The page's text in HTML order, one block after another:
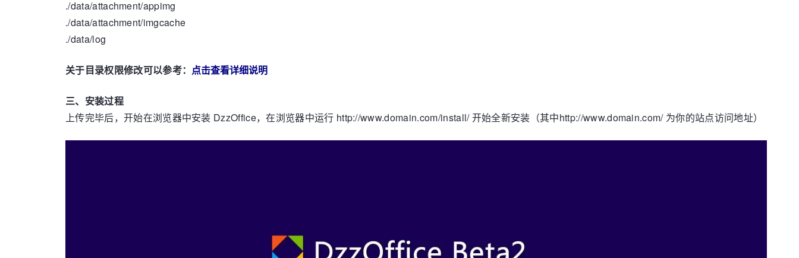
./data/attachment/appimg
./data/attachment/imgcache
./data/log
关于目录权限修改可以参考： 点击查看详细说明
三、安装过程
上传完毕后，开始在浏览器中安装 DzzOffice，在浏览器中运行 http://www.domain.com/install/ 开始全新安装（其中http://www.domain.com/ 为你的站点访问地址）